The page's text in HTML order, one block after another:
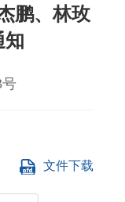
鹏、林玫
知
文件下载